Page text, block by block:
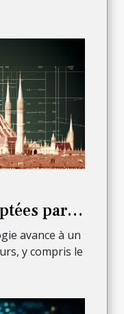
par
pour
avance à un
y compris le